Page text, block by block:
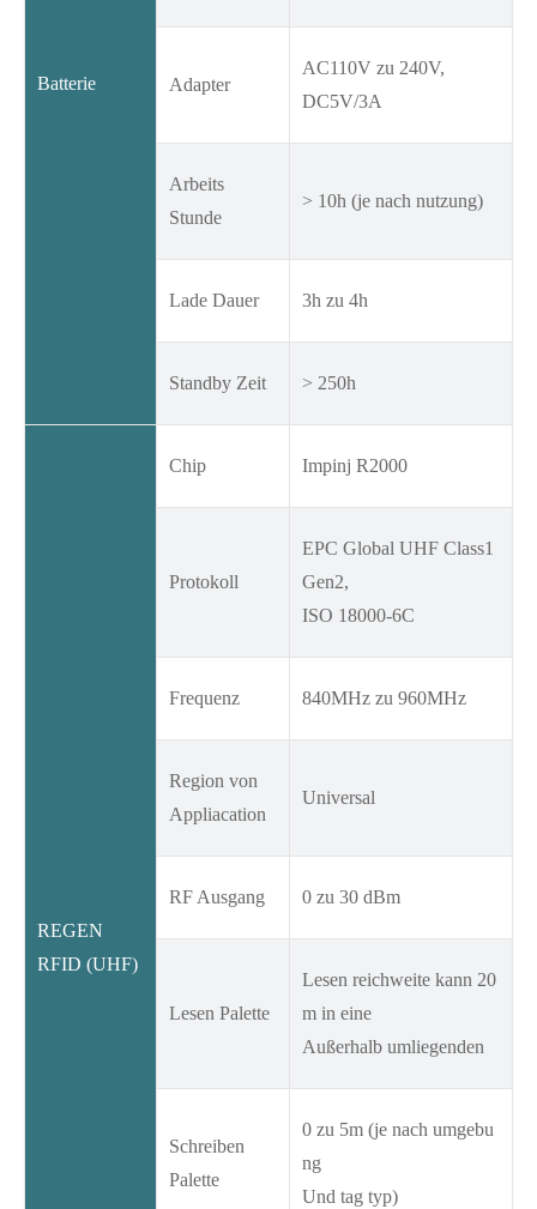
Batterie Adapter
AC110V zu 240V,
DC5V/3A
Arbeits
Stunde
> 10h (je nach nutzung)
Lade Dauer 3h zu 4h
Standby Zeit > 250h
REGEN
RFID (UHF)
Chip Impinj R2000
Protokoll
EPC Global UHF Class1
Gen2,
ISO 18000-6C
Frequenz 840MHz zu 960MHz
Region von
Appliacation
Universal
RF Ausgang 0 zu 30 dBm
Lesen Palette
Lesen reichweite kann 20
m in eine
Außerhalb umliegenden
Schreiben
Palette
0 zu 5m (je nach umgebu
ng
Und tag typ)